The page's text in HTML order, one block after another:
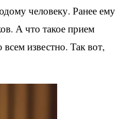
человеку. Ранее ему
А что такое прием
известно. Так вот,